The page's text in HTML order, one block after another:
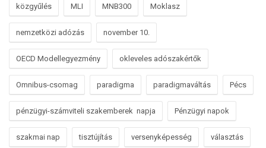
közgyűlés MLI MNB300 Moklasz
nemzetközi adózás november 10.
OECD Modellegyezmény okleveles adószakértők
Omnibus-csomag paradigma paradigmaváltás Pécs
pénzügyi-számviteli szakemberek napja Pénzügyi napok
szakmai nap tisztújítás versenyképesség választás